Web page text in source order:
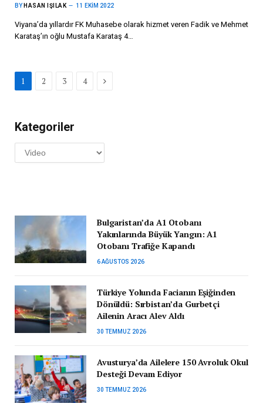
BY HASAN IŞILAK 11 EKIM 2022
Viyana’da yıllardır FK Muhasebe olarak hizmet veren Fadik ve Mehmet
Karataş’ın oğlu Mustafa Karataş 4…
1 2 3 4 Next
Kategoriler
Kategoriler
Bulgaristan’da A1 Otobanı
Yakınlarında Büyük Yangın: A1
Otobanı Trafiğe Kapandı
6 AĞUSTOS 2026
Türkiye Yolunda Facianın Eşiğinden
Dönüldü: Sırbistan’da Gurbetçi
Ailenin Aracı Alev Aldı
30 TEMMUZ 2026
Avusturya’da Ailelere 150 Avroluk Okul
Desteği Devam Ediyor
30 TEMMUZ 2026